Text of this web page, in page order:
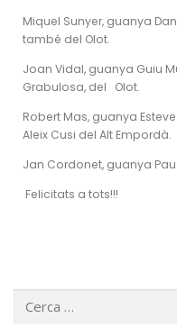
Miquel Sunyer, guanya
també del Olot.
Joan Vidal, guanya Guiu
Grabulosa, del Olot.
Robert Mas, guanya
Aleix Cusi del Alt Empordà.
Jan Cordonet, guanya
Felicitats a tots!!!